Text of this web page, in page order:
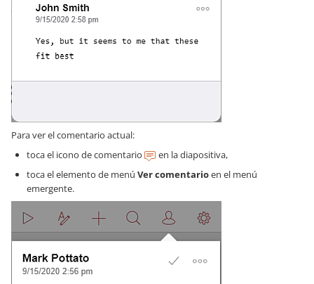
Para ver el comentario actual:
toca el icono de comentario
en la diapositiva,
toca el elemento de menú Ver comentarioen el menú
emergente.